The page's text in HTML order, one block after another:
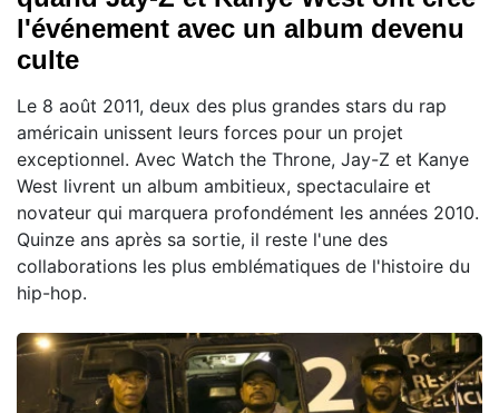
l'événement avec un album devenu
culte
Le 8 août 2011, deux des plus grandes stars du rap
américain unissent leurs forces pour un projet
exceptionnel. Avec Watch the Throne, Jay-Z et Kanye
West livrent un album ambitieux, spectaculaire et
novateur qui marquera profondément les années 2010.
Quinze ans après sa sortie, il reste l'une des
collaborations les plus emblématiques de l'histoire du
hip-hop.